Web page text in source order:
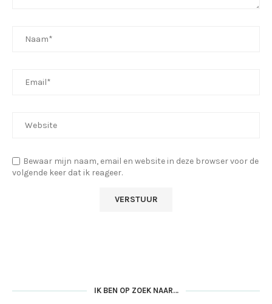
Bewaar mijn naam, email en website in deze browser voor de
volgende keer dat ik reageer.
IK BEN OP ZOEK NAAR…